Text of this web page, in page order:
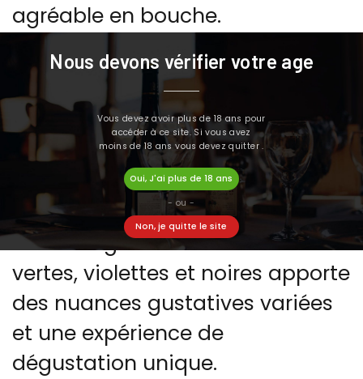
agréable en bouche.
Une préparation naturelle
Conservas Serrano prépare ces
olives simplement avec olives,
eau et sel afin de préserver toute
leur authenticité.
Une palette de maturités naturelles
Le mélange naturel d’olives
vertes, violettes et noires apporte
des nuances gustatives variées
et une expérience de
dégustation unique.
Nous devons vérifier votre age
Vous devez avoir plus de 18 ans pour
accéder à ce site. Si vous avez
moins de 18 ans vous devez quitter .
Oui, J'ai plus de 18 ans
- ou -
Non, je quitte le site